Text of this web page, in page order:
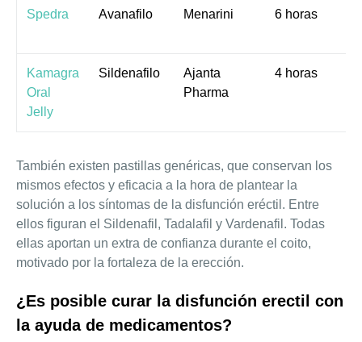
Spedra Avanafilo Menarini 6 horas
Kamagra
Oral
Jelly
Sildenafilo
Ajanta
Pharma
4 horas
También existen pastillas genéricas, que conservan los
mismos efectos y eficacia a la hora de plantear la
solución a los síntomas de la disfunción eréctil. Entre
ellos figuran el Sildenafil, Tadalafil y Vardenafil. Todas
ellas aportan un extra de confianza durante el coito,
motivado por la fortaleza de la erección.
¿Es posible curar la disfunción erectil con
la ayuda de medicamentos?